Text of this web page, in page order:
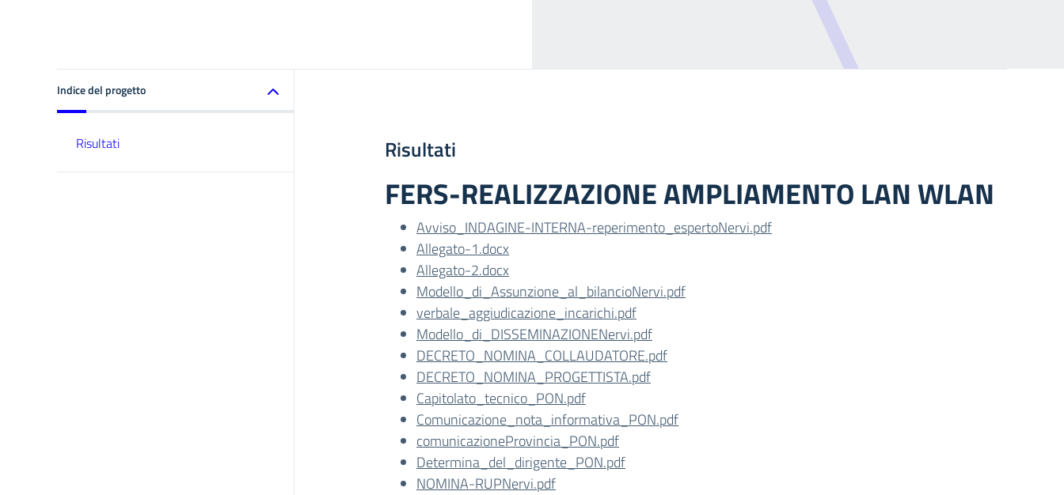
Indice del progetto
Risultati Risultati
FERS-REALIZZAZIONE AMPLIAMENTO LAN WLAN
Avviso_INDAGINE-INTERNA-reperimento_espertoNervi.pdf
Allegato-1.docx
Allegato-2.docx
Modello_di_Assunzione_al_bilancioNervi.pdf
verbale_aggiudicazione_incarichi.pdf
Modello_di_DISSEMINAZIONENervi.pdf
DECRETO_NOMINA_COLLAUDATORE.pdf
DECRETO_NOMINA_PROGETTISTA.pdf
Capitolato_tecnico_PON.pdf
Comunicazione_nota_informativa_PON.pdf
comunicazioneProvincia_PON.pdf
Determina_del_dirigente_PON.pdf
NOMINA-RUPNervi.pdf